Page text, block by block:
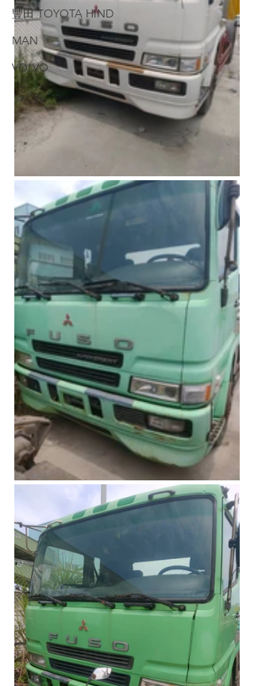
豐田 TOYOTA HIND
MAN
VOLVO